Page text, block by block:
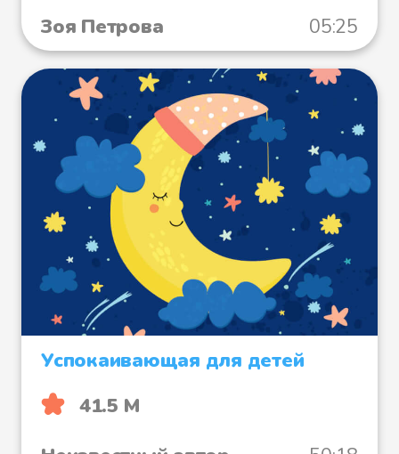
Зоя Петрова
05:25
Успокаивающая для детей
41.5 М